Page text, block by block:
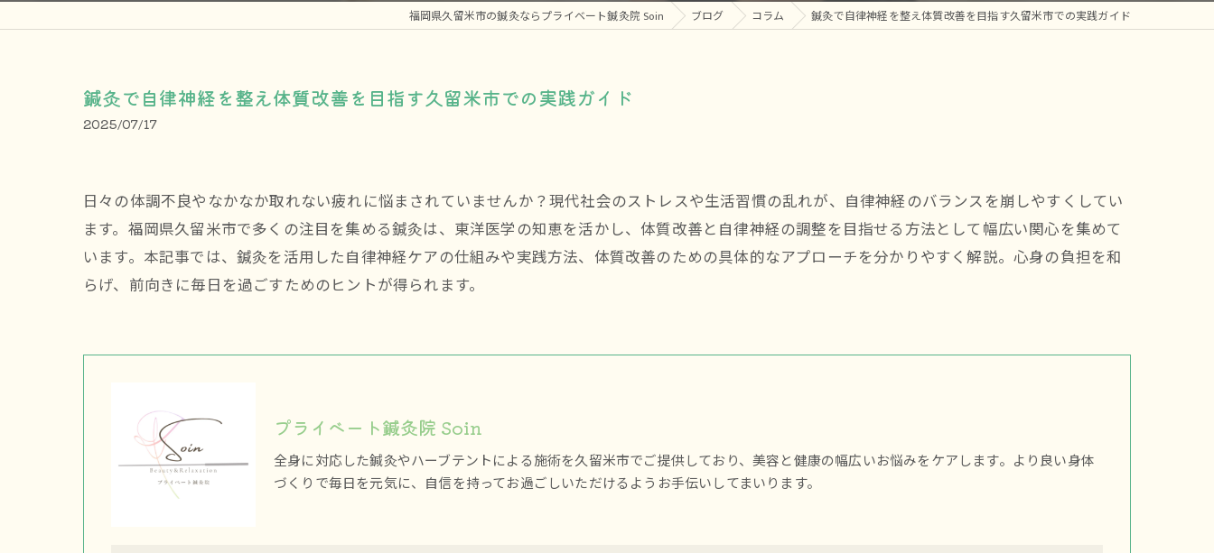
福岡県久留米市の鍼灸ならプライベート鍼灸院 Soin ブログ コラム 鍼灸で自律神経を整え体質改善を目指す久留米市での実践ガイド
鍼灸で自律神経を整え体質改善を目指す久留米市での実践ガイド
2025/07/17
日々の体調不良やなかなか取れない疲れに悩まされていませんか？現代社会のストレスや生活習慣の乱れが、自律神経のバランスを崩しやすくしてい
ます。福岡県久留米市で多くの注目を集める鍼灸は、東洋医学の知恵を活かし、体質改善と自律神経の調整を目指せる方法として幅広い関心を集めて
います。本記事では、鍼灸を活用した自律神経ケアの仕組みや実践方法、体質改善のための具体的なアプローチを分かりやすく解説。心身の負担を和
らげ、前向きに毎日を過ごすためのヒントが得られます。
プライベート鍼灸院 Soin
全身に対応した鍼灸やハーブテントによる施術を久留米市でご提供しており、美容と健康の幅広いお悩みをケアします。より良い身体
づくりで毎日を元気に、自信を持ってお過ごしいただけるようお手伝いしてまいります。